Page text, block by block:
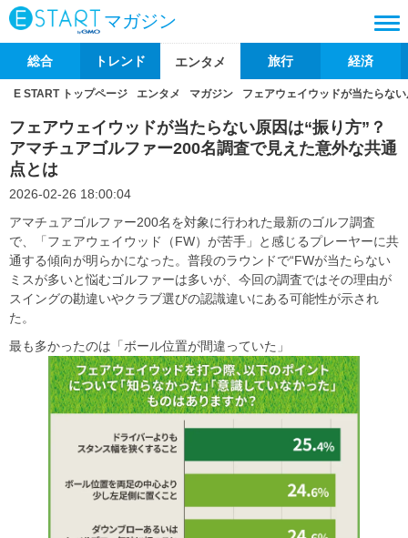
マガジン
総合 トレンド エンタメ 旅行 経済
E START トップページ エンタメ マガジン フェアウェイウッドが当たらな
フェアウェイウッドが当たらない原因は“振り方”？
アマチュアゴルファー200名調査で見えた意外な共通
点とは
2026-02-26 18:00:04
アマチュアゴルファー200名を対象に行われた最新のゴルフ調査
で、「フェアウェイウッド（FW）が苦手」と感じるプレーヤーに共
通する傾向が明らかになった。普段のラウンドで“FWが当たらない
ミスが多いと悩むゴルファーは多いが、今回の調査ではその理由が
スイングの勘違いやクラブ選びの認識違いにある可能性が示され
た。
最も多かったのは「ボール位置が間違っていた」